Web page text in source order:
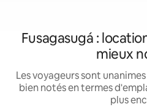
Fusagasugá :
mieux
Les voyageurs sont
bien notés en termes
plus